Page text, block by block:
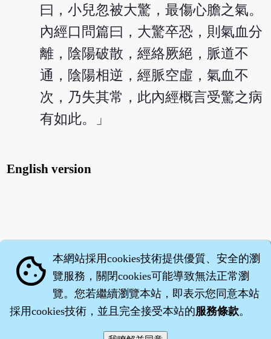
曰，小兒忽被大驚，最傷心膽之氣。
內經口問篇曰，大驚卒恐，則氣血分
離，陰陽破散，經絡厥絕，脈道不
通，陰陽相逆，經脈空虛，氣血不
次，乃失其常，此內經概言受驚之病
有如此。」
English version
cookie 本網站採用cookies技術提供優質、安全的瀏
覽服務，關閉cookies可能導致無法正常瀏
覽。您若繼續瀏覽本站，即表示您同意本站
採用cookies技術，並且完全接受本站的服務條款。